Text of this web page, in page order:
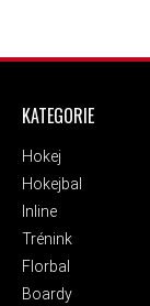
ZÁPATÍ
KATEGORIE
Hokej
Hokejbal
Inline
Trénink
Florbal
Boardy